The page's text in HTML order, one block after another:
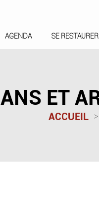
AGENDA SE RESTAURER
ET
ACCUEIL